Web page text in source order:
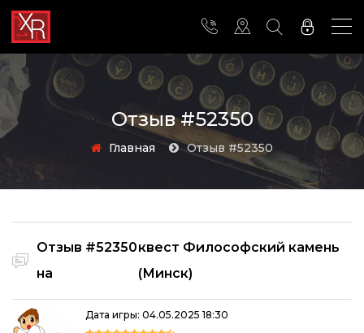
Отзыв #52350
Главная Отзыв #52350
Отзыв #52350
на
квест Философский камень
(Минск)
Дата игры: 04.05.2025 18:30